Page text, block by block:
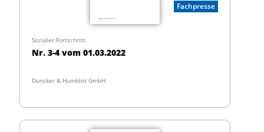
Fachpresse
Sozialer Fortschritt
Nr. 3-4 vom 01.03.2022
Duncker & Humblot GmbH